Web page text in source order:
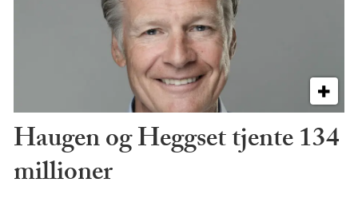
Haugen og Heggset tjente 134
millioner